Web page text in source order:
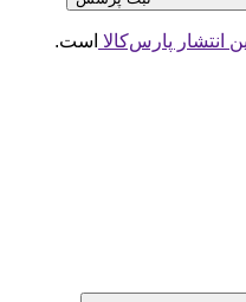
انتشار پارس‌کالا است.